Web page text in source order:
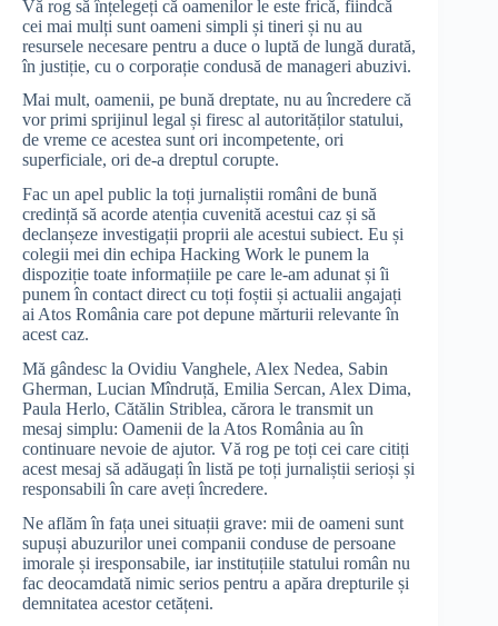
Vă rog să înțelegeți că oamenilor le este frică, fiindcă
cei mai mulți sunt oameni simpli și tineri și nu au
resursele necesare pentru a duce o luptă de lungă durată,
în justiție, cu o corporație condusă de manageri abuzivi.
Mai mult, oamenii, pe bună dreptate, nu au încredere că
vor primi sprijinul legal și firesc al autorităților statului,
de vreme ce acestea sunt ori incompetente, ori
superficiale, ori de-a dreptul corupte.
Fac un apel public la toți jurnaliștii români de bună
credință să acorde atenția cuvenită acestui caz și să
declanșeze investigații proprii ale acestui subiect. Eu și
colegii mei din echipa Hacking Work le punem la
dispoziție toate informațiile pe care le-am adunat și îi
punem în contact direct cu toți foștii și actualii angajați
ai Atos România care pot depune mărturii relevante în
acest caz.
Mă gândesc la Ovidiu Vanghele, Alex Nedea, Sabin
Gherman, Lucian Mîndruță, Emilia Sercan, Alex Dima,
Paula Herlo, Cătălin Striblea, cărora le transmit un
mesaj simplu: Oamenii de la Atos România au în
continuare nevoie de ajutor. Vă rog pe toți cei care citiți
acest mesaj să adăugați în listă pe toți jurnaliștii serioși și
responsabili în care aveți încredere.
Ne aflăm în fața unei situații grave: mii de oameni sunt
supuși abuzurilor unei companii conduse de persoane
imorale și iresponsabile, iar instituțiile statului român nu
fac deocamdată nimic serios pentru a apăra drepturile și
demnitatea acestor cetățeni.